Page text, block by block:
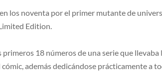
los noventa por el primer mutante de
Edition.
18 números de una serie que llevaba
además dedicándose prácticamente a